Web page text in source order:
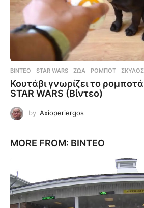
ΒΊΝΤΕΟ STAR WARS ,ΖΏΑ ,ΡΟΜΠΌΤ ,ΣΚΎΛΟΣ
Κουτάβι γνωρίζει το
STAR WARS (Βίντεο)
by Axioperiergos
MORE FROM: ΒΊΝΤΕΟ